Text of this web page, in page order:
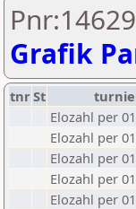
Grafik
tnrSt
Elozahl per
Elozahl per
Elozahl per
Elozahl per
Elozahl per